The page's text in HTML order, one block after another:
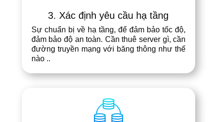
3. Xác định yêu cầu hạ tầng
Sự chuẩn bị về hạ tầng, để đảm bảo tốc độ,
đảm bảo độ an toàn. Cần thuê server gì, cần
đường truyền mạng với băng thông như thế
nào ..